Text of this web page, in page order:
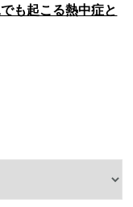
も起こる熱中症と